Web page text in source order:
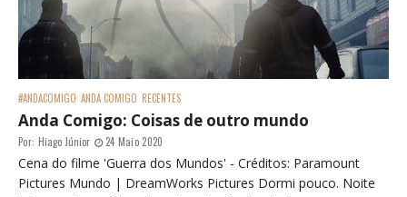
#ANDACOMIGO ANDA COMIGO RECENTES
Anda Comigo: Coisas de outro mundo
Por: Hiago Júnior 24 Maio 2020
Cena do filme 'Guerra dos Mundos' - Créditos: Paramount
Pictures Mundo | DreamWorks Pictures Dormi pouco. Noite